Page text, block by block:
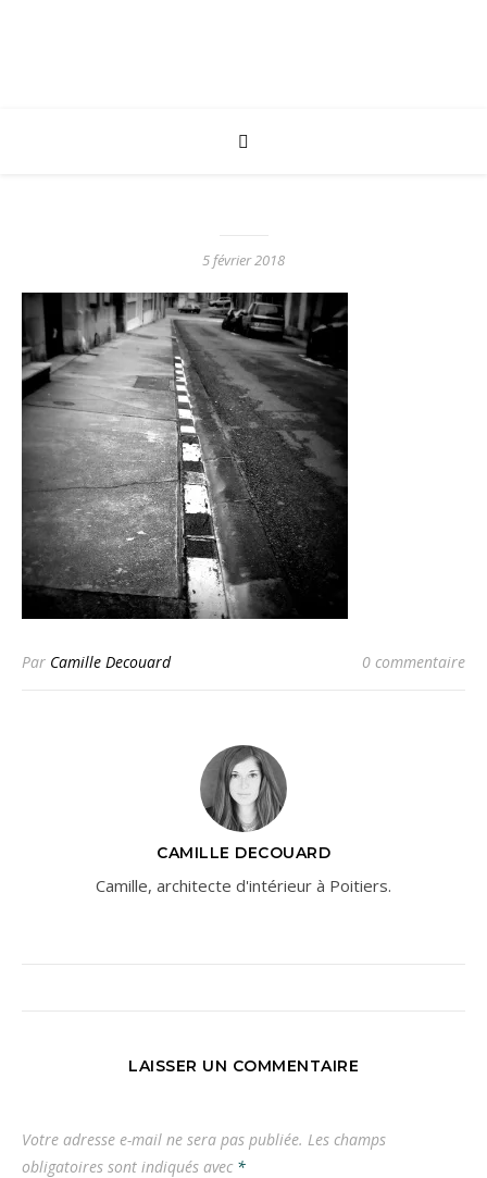
5 février 2018
Par Camille Decouard 0 commentaire
CAMILLE DECOUARD
Camille, architecte d'intérieur à Poitiers.
LAISSER UN COMMENTAIRE
Votre adresse e-mail ne sera pas publiée. Les champs
obligatoires sont indiqués avec *